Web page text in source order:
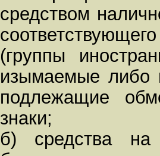
средством
(группы
изымаемые либо
подлежащие
знаки;
б) средства